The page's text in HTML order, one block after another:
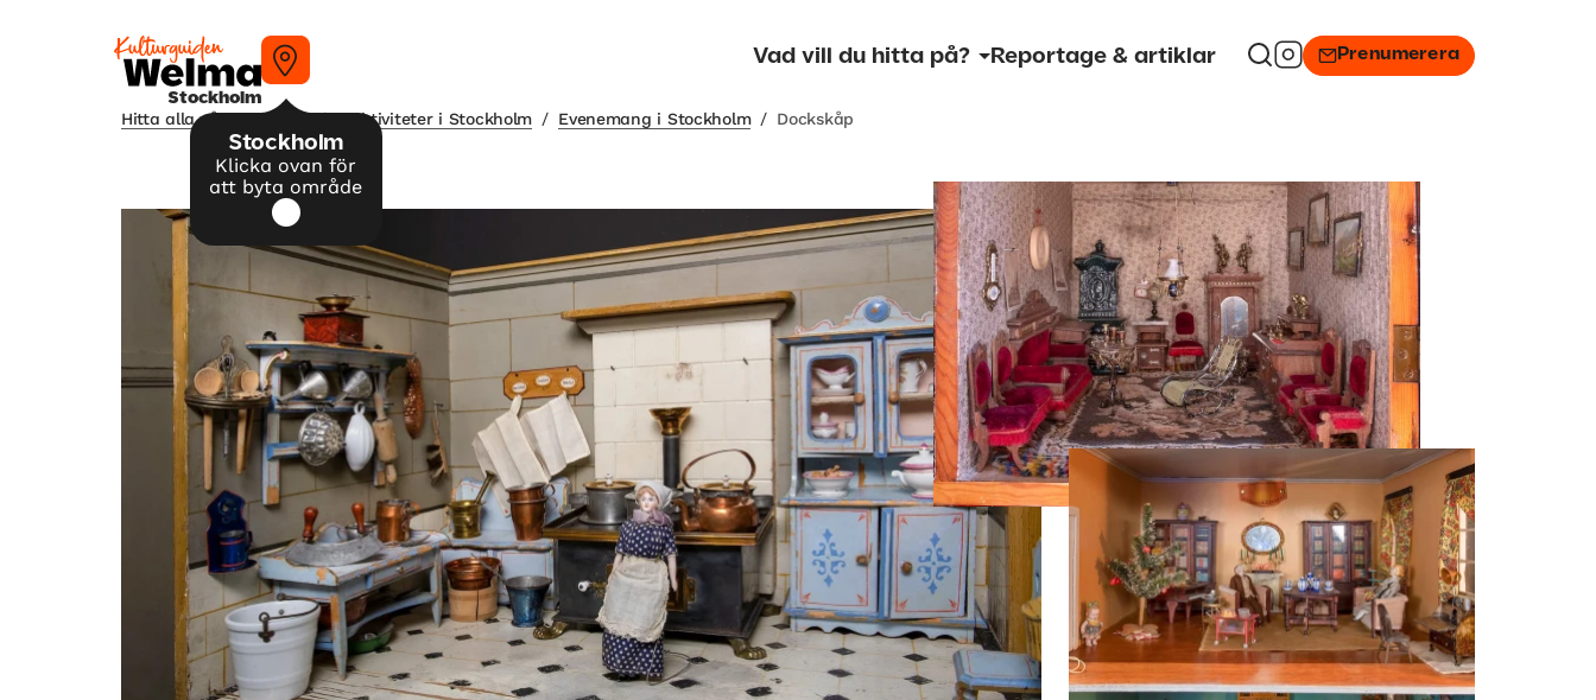
Stockholm
Stockholm
Klicka ovan för
att byta område
Vad vill du hitta på? Reportage & artiklar Prenumerera
Hitta alla våra tips på kulturaktiviteter i Stockholm / Evenemang i Stockholm / Dockskåp